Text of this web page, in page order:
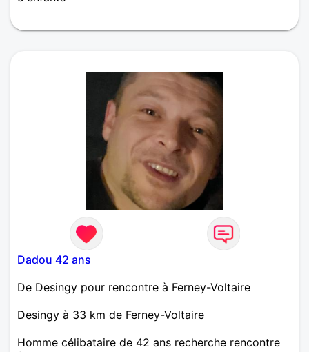
Dadou 42 ans
De Desingy pour rencontre à Ferney-Voltaire
Desingy à 33 km de Ferney-Voltaire
Homme célibataire de 42 ans recherche rencontre